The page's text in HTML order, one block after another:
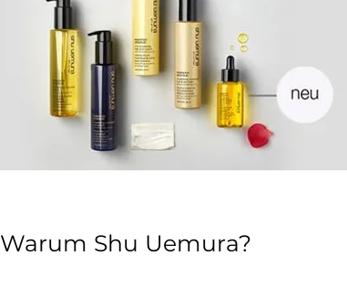
Warum Shu Uemura?